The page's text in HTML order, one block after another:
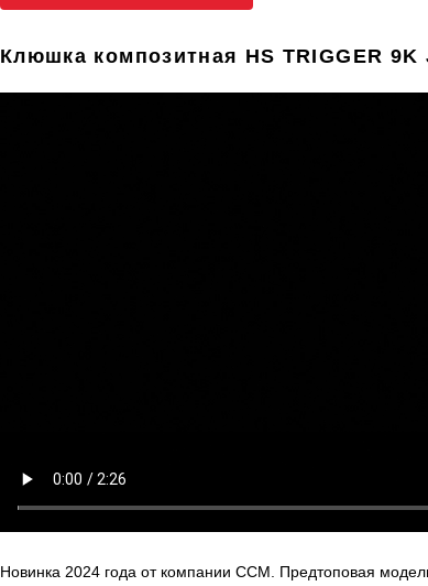
Клюшка композитная HS TRIGGER 9K
Новинка 2024 года от компании CCM. Предтоповая